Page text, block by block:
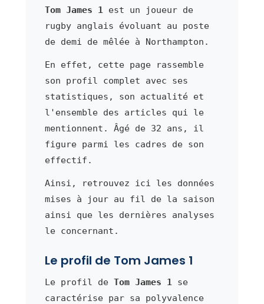
Tom James 1est un joueur de
rugby anglais évoluant au poste
de demi de mêlée à Northampton.
En effet, cette page rassemble
son profil complet avec ses
statistiques, son actualité et
l'ensemble des articles qui le
mentionnent. Âgé de 32 ans, il
figure parmi les cadres de son
effectif.
Ainsi, retrouvez ici les données
mises à jour au fil de la saison
ainsi que les dernières analyses
le concernant.
Le profil de Tom James 1
Le profil de Tom James 1se
caractérise par sa polyvalence